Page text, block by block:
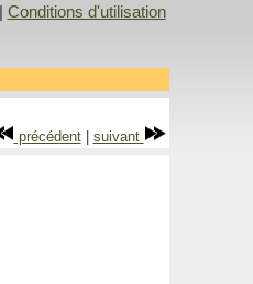
Conditions d'utilisation
précédent| suivant